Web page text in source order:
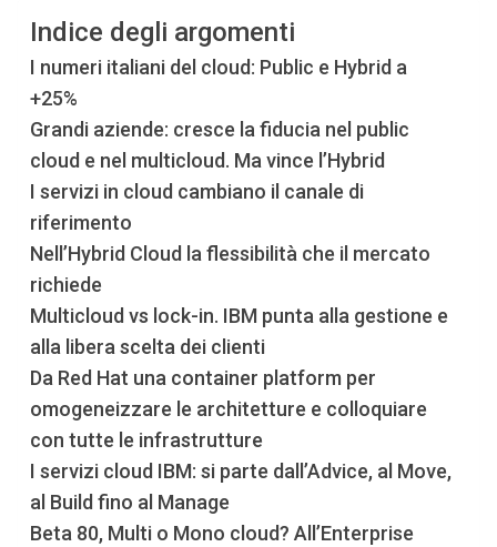
Indice degli argomenti
I numeri italiani del cloud: Public e Hybrid a
+25%
Grandi aziende: cresce la fiducia nel public
cloud e nel multicloud. Ma vince l’Hybrid
I servizi in cloud cambiano il canale di
riferimento
Nell’Hybrid Cloud la flessibilità che il mercato
richiede
Multicloud vs lock-in. IBM punta alla gestione e
alla libera scelta dei clienti
Da Red Hat una container platform per
omogeneizzare le architetture e colloquiare
con tutte le infrastrutture
I servizi cloud IBM: si parte dall’Advice, al Move,
al Build fino al Manage
Beta 80, Multi o Mono cloud? All’Enterprise